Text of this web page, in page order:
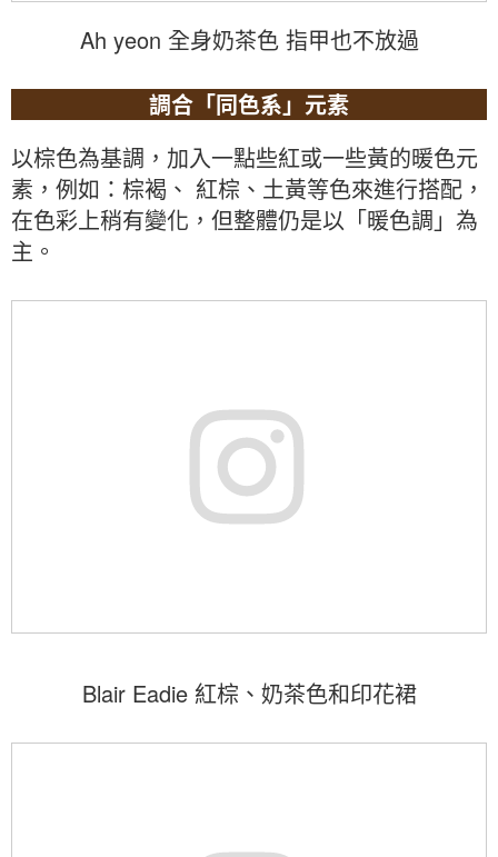
Ah yeon 全身奶茶色 指甲也不放過
調合「同色系」元素
以棕色為基調，加入一點些紅或一些黃的暖色元
素，例如：棕褐、 紅棕、土黃等色來進行搭配，
在色彩上稍有變化，但整體仍是以「暖色調」為
主。
Blair Eadie 紅棕、奶茶色和印花裙